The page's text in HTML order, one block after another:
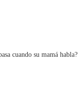
cuando su mamá habla?